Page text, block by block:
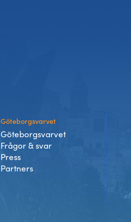
Göteborgsvarvet
Göteborgsvarvet
Frågor & svar
Press
Partners